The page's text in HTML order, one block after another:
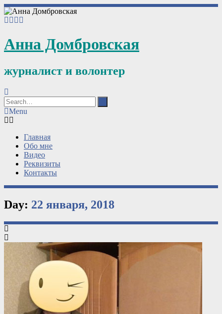
Анна Домбровская
журналист и волонтер
Menu
Главная
Обо мне
Видео
Реквизиты
Контакты
Day: 22 января, 2018